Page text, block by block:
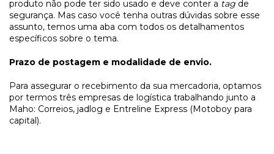
produto não pode ter sido usado e deve conter a tag de
segurança. Mas caso você tenha outras dúvidas sobre esse
assunto, temos uma aba com todos os detalhamentos
específicos sobre o tema.
Prazo de postagem e modalidade de envio.
Para assegurar o recebimento da sua mercadoria, optamos
por termos três empresas de logística trabalhando junto a
Maho: Correios, jadlog e Entreline Express (Motoboy para
capital).